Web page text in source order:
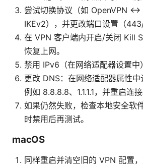
尝试切换协议（如 OpenVPN
IKEv2），并更改端口设置（443/
在 VPN 客户端内开启/关闭 Kill
恢复上网。
禁用 IPv6（在网络适配器设置中
更改 DNS：在网络适配器属性中
例如 8.8.8.8、1.1.1.1，并重启连接
如果仍然失败，检查本地安全软
时禁用后再测试。
macOS
同样重启并清空旧的 VPN 配置，